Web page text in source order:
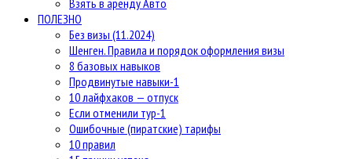
ПОЛЕЗНО
Без визы (11.2024)
Шенген. Правила и порядок оформления визы
8 базовых навыков
Продвинутые навыки-1
10 лайфхаков — отпуск
Если отменили тур-1
Ошибочные (пиратские) тарифы
10 правил